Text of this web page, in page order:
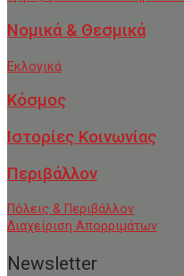
Νομικά & Θεσμικά
Εκλογικά
Κόσμος
Ιστορίες Κοινωνίας
Περιβάλλον
Πόλεις & Περιβάλλον
Διαχείριση Απορριμάτων
Newsletter